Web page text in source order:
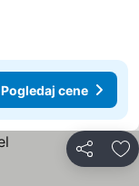
Pogledaj cene
Deli